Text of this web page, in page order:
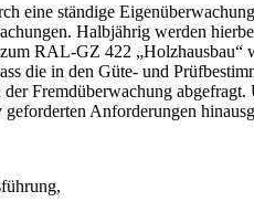
eine ständige
Halbjährig werden
RAL-GZ 422
die in den Güte- und
Fremdüberwachung
Anforderungen